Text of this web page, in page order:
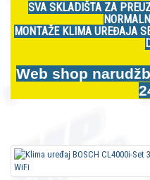
SVA SKLADIŠTA ZA
MONTAŽE KLIMA UREĐAJA
Web shop